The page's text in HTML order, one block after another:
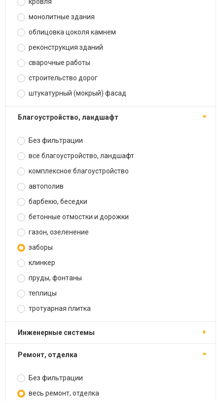
монолитные здания
облицовка цоколя камнем
реконструкция зданий
сварочные работы
строительство дорог
штукатурный (мокрый) фасад
благоустройство, ландшафт
Без фильтрации
все благоустройство, ландшафт
комплексное благоустройство
автополив
барбекю, беседки
бетонные отмостки и дорожки
газон, озеленение
заборы
клинкер
пруды, фонтаны
теплицы
тротуарная плитка
инженерные системы
ремонт, отделка
Без фильтрации
весь ремонт, отделка